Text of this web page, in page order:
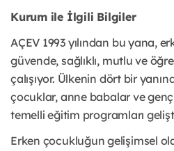
Kurum ile İlgili Bilgiler
AÇEV 1993 yılından bu yana,
güvende, sağlıklı, mutlu ve
çalışıyor. Ülkenin dört bir
çocuklar, anne babalar ve
temelli eğitim programları
Erken çocukluğun gelişimsel